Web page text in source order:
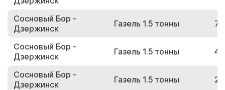
Сосновый Бор -
Дзержинск
Газель 1.5 тонны
Сосновый Бор -
Дзержинск
Газель 1.5 тонны
Сосновый Бор -
Дзержинск
Газель 1.5 тонны